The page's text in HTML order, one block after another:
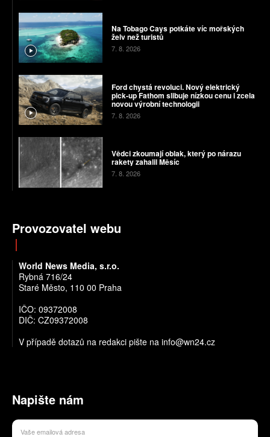
Na Tobago Cays potkáte víc mořských
želv než turistů
7. 8. 2026
Ford chystá revoluci. Nový elektrický
pick-up Fathom slibuje nízkou cenu i zcela
novou výrobní technologii
7. 8. 2026
Vědci zkoumají oblak, který po nárazu
rakety zahalil Měsíc
7. 8. 2026
Provozovatel webu
World News Media, s.r.o.
Rybná 716/24
Staré Město, 110 00 Praha
IČO: 09372008
DIČ: CZ09372008
V případě dotazů na redakci pište na info@wn24.cz
Napište nám